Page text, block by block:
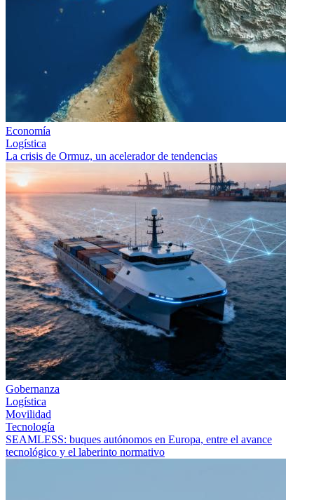
Economía
Logística
La crisis de Ormuz, un acelerador de tendencias
Gobernanza
Logística
Movilidad
Tecnología
SEAMLESS: buques autónomos en Europa, entre el avance
tecnológico y el laberinto normativo